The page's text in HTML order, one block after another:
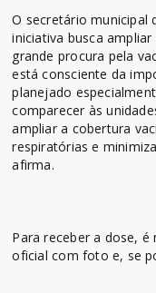
O secretário municipal
iniciativa busca
grande procura pela
está consciente da
planejado
comparecer às
ampliar a cobertura
respiratórias e
afirma.
Para receber a dose,
oficial com foto e, se